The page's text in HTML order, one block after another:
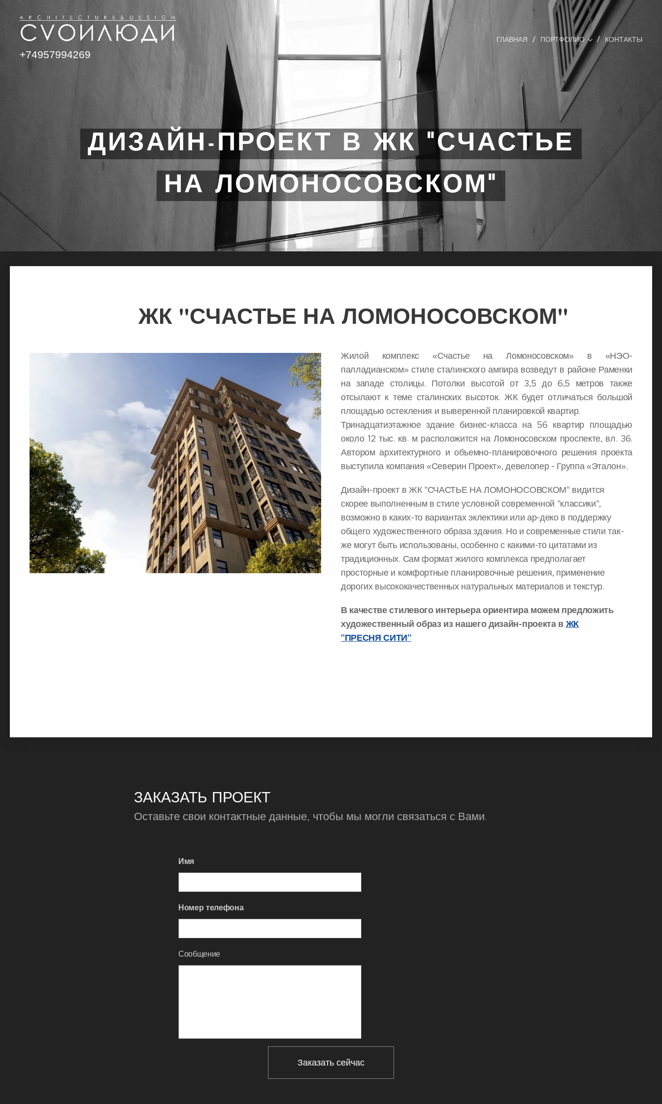
+74957994269
ГЛАВНАЯ ПОРТФОЛИО КОНТАКТЫ
ДИЗАЙН-ПРОЕКТ В ЖК "СЧАСТЬЕ
НА ЛОМОНОСОВСКОМ"
ЖК "СЧАСТЬЕ НА ЛОМОНОСОВСКОМ"
Жилой комплекс «Счастье на Ломоносовском» в «НЭО-
палладианском» стиле сталинского ампира возведут в районе Раменки
на западе столицы. Потолки высотой от 3,5 до 6,5 метров также
отсылают к теме сталинских высоток. ЖК будет отличаться большой
площадью остекления и выверенной планировкой квартир.
Тринадцатиэтажное здание бизнес-класса на 56 квартир площадью
около 12 тыс. кв. м расположится на Ломоносовском проспекте, вл. 36.
Автором архитектурного и объемно-планировочного решения проекта
выступила компания «Северин Проект», девелопер - Группа «Эталон».
Дизайн-проект в ЖК "СЧАСТЬЕ НА ЛОМОНОСОВСКОМ" видится
скорее выполненным в стиле условной современной "классики",
возможно в каких-то вариантах эклектики или ар-деко в поддержку
общего художественного образа здания. Но и современные стили так-
же могут быть использованы, особенно с какими-то цитатами из
традиционных. Сам формат жилого комплекса предполагает
просторные и комфортные планировочные решения, применение
дорогих высококачественных натуральных материалов и текстур.
В качестве стилевого интерьера ориентира можем предложить
художественный образ из нашего дизайн-проекта в ЖК
"ПРЕСНЯ СИТИ"
ЗАКАЗАТЬ ПРОЕКТ
Оставьте свои контактные данные, чтобы мы могли связаться с Вами.
Имя
Номер телефона
Сообщение
Заказать сейчас